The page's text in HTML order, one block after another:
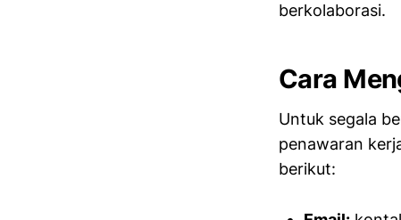
berkolaborasi.
Cara
Untuk segala
penawaran
berikut: